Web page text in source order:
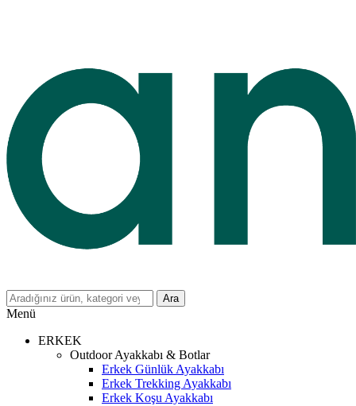
Ara
Menü
ERKEK
Outdoor Ayakkabı & Botlar
Erkek Günlük Ayakkabı
Erkek Trekking Ayakkabı
Erkek Koşu Ayakkabı